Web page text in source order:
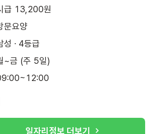
급 13,200원
문요양
성 · 4등급
~금 (주 5일)
일자리정보 더보기